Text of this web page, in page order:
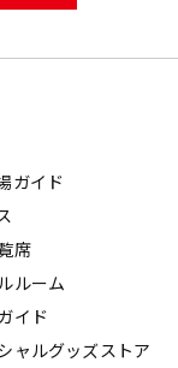
ガイド
席
ルーム
イド
ルグッズストア